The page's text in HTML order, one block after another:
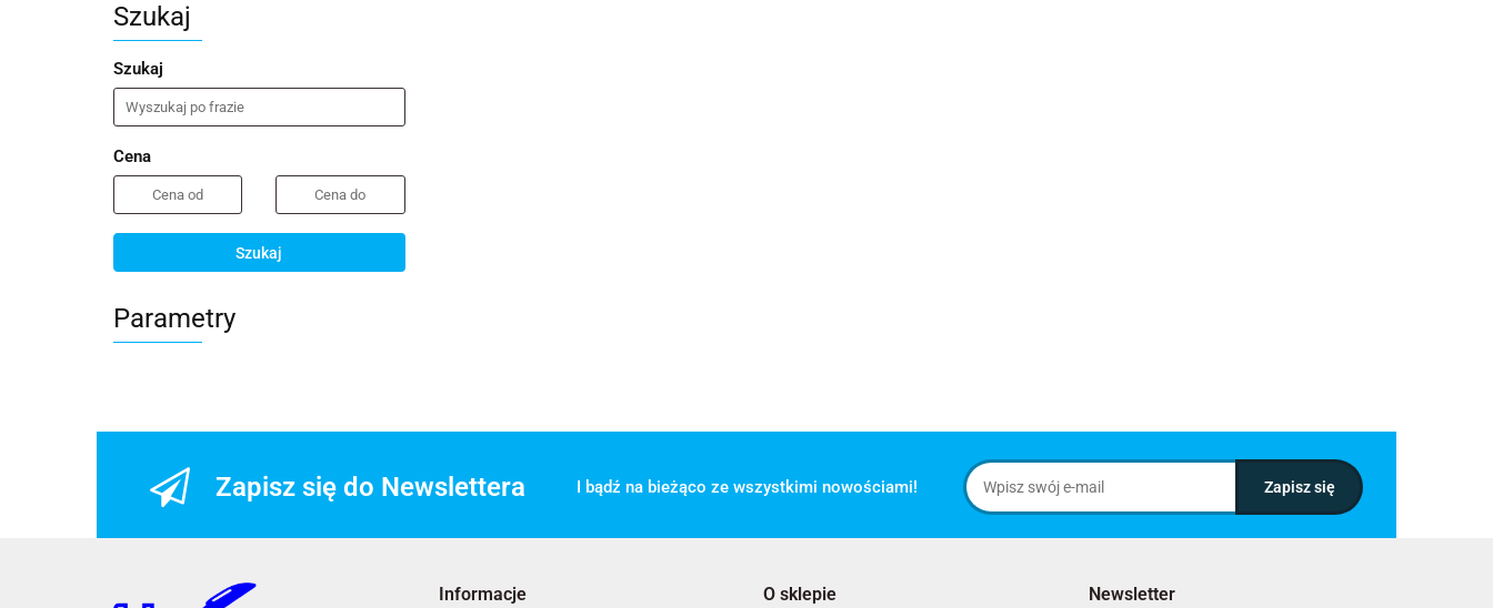
Szukaj
Szukaj
Cena
Szukaj
Parametry
Zapisz się do Newslettera I bądź na bieżąco ze wszystkimi nowościami!
Informacje O sklepie Newsletter